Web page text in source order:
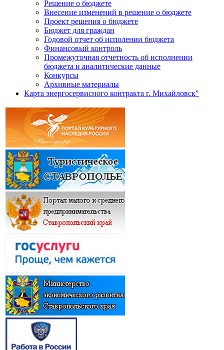
Решение о бюджете
Внесение изменений в решение о бюджете
Проект решения о бюджете
Бюджет для граждан
Годовой отчет об исполении бюджета
Финансовый контроль
Промежуточная отчетность об исполнении
бюджета и аналитические данные
Конкурсы
Архивные материалы
Карта энергосервисного контракта г. Михайловск"